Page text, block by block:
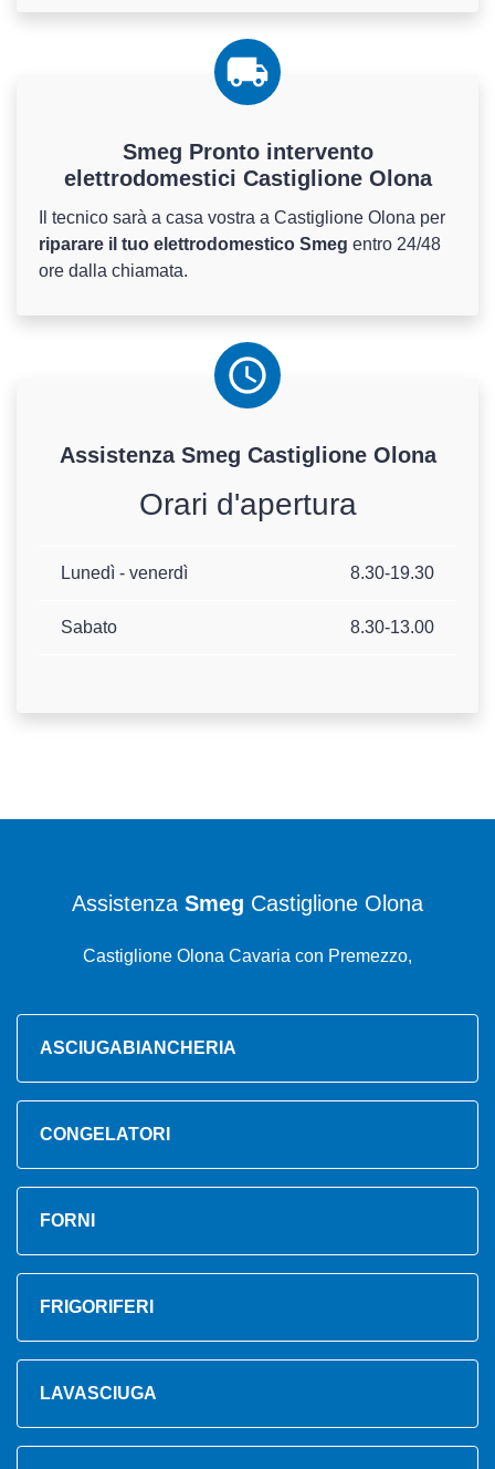
Smeg Pronto intervento
elettrodomestici Castiglione Olona
Il tecnico sarà a casa vostra a Castiglione Olona per
riparare il tuo elettrodomestico Smeg entro 24/48
ore dalla chiamata.
Assistenza Smeg Castiglione Olona
Orari d'apertura
Lunedì - venerdì 8.30-19.30
Sabato 8.30-13.00
Assistenza Smeg Castiglione Olona
Castiglione Olona Cavaria con Premezzo,
ASCIUGABIANCHERIA
CONGELATORI
FORNI
FRIGORIFERI
LAVASCIUGA